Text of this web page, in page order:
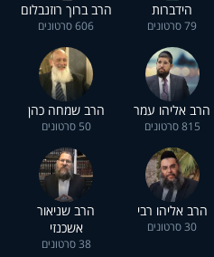
הידברות
79 סרטונים
הרב ברוך רוזנבלום
606 סרטונים
הרב אליהו עמר
815 סרטונים
הרב שמחה כהן
50 סרטונים
הרב אליהו רבי
30 סרטונים
הרב שניאור
אשכנזי
38 סרטונים